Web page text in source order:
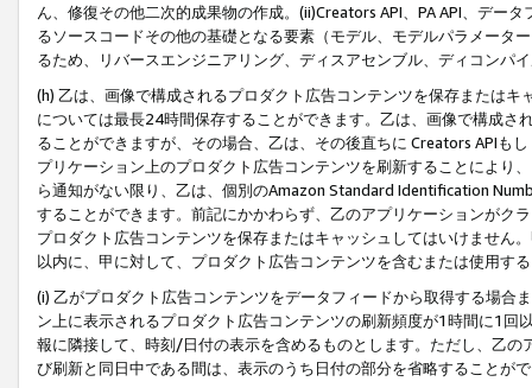
ん、修復その他二次的成果物の作成。(ii)Creators API、PA API、デー
るソースコードその他の基礎となる要素（モデル、モデルパラメータ
るため、リバースエンジニアリング、ディスアセンブル、ディコンパ
(h) 乙は、画像で構成されるプロダクト広告コンテンツを保存または
については最長24時間保存することができます。乙は、画像で構成
ることができますが、その場合、乙は、その後直ちに Creators APIも
プリケーション上のプロダクト広告コンテンツを刷新することにより
ら通知がない限り、乙は、個別のAmazon Standard Identification
することができます。前記にかかわらず、乙のアプリケーションがク
プロダクト広告コンテンツを保存またはキャッシュしてはいけません
以内に、甲に対して、プロダクト広告コンテンツを含むまたは使用す
(i) 乙がプロダクト広告コンテンツをデータフィードから取得する場合
ン上に表示されるプロダクト広告コンテンツの刷新頻度が1時間に1
報に隣接して、時刻/日付の表示を含めるものとします。ただし、乙
び刷新と同日中である間は、表示のうち日付の部分を省略することが